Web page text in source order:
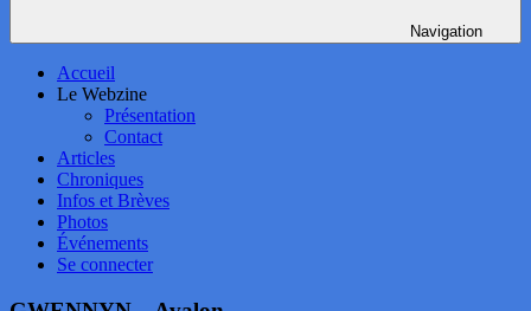
Navigation
Accueil
Le Webzine
Présentation
Contact
Articles
Chroniques
Infos et Brèves
Photos
Événements
Se connecter